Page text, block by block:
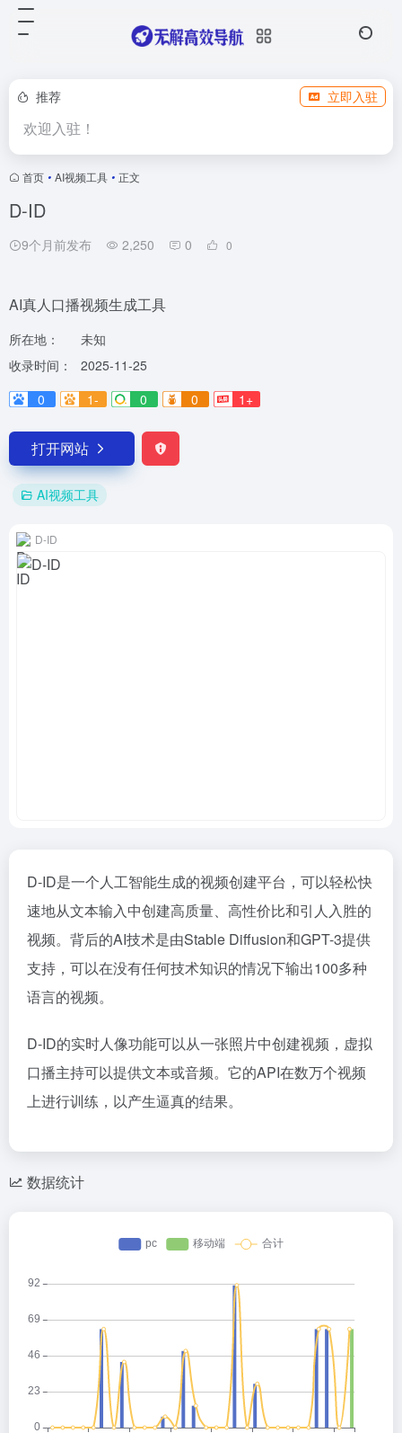
推荐 立即入驻
欢迎入驻！
首页 • AI视频工具 • 正文
D-ID
9个月前发布 2,250 0 0
AI真人口播视频生成工具
所在地：
未知
收录时间：
2025-11-25
0
1- 0 0 1+
打开网站
AI视频工具
D-ID
D-ID是一个人工智能生成的视频创建平台，可以轻松快
速地从文本输入中创建高质量、高性价比和引人入胜的
视频。背后的AI技术是由Stable Diffusion和GPT-3提供
支持，可以在没有任何技术知识的情况下输出100多种
语言的视频。
D-ID的实时人像功能可以从一张照片中创建视频，虚拟
口播主持可以提供文本或音频。它的API在数万个视频
上进行训练，以产生逼真的结果。
数据统计